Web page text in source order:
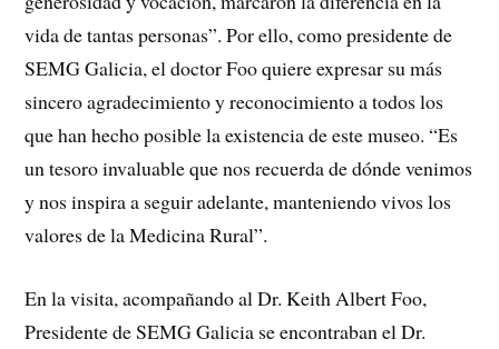
vida de tantas personas”. Por ello, como presidente de
SEMG Galicia, el doctor Foo quiere expresar su más
sincero agradecimiento y reconocimiento a todos los
que han hecho posible la existencia de este museo. “Es
un tesoro invaluable que nos recuerda de dónde venimos
y nos inspira a seguir adelante, manteniendo vivos los
valores de la Medicina Rural”.
En la visita, acompañando al Dr. Keith Albert Foo,
Presidente de SEMG Galicia se encontraban el Dr.